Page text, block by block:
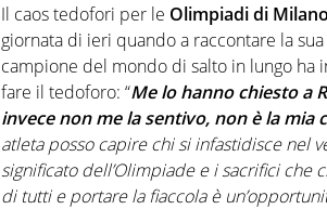
Il caos tedofori per le Olimpiadi di
giornata di ieri quando a raccontare la
campione del mondo di salto in lungo ha
fare il tedoforo: “Me lo hanno chiesto a
invece non me la sentivo, non è la mia
atleta posso capire chi si infastidisce nel
significato dell’Olimpiade e i sacrifici che
di tutti e portare la fiaccola è